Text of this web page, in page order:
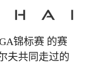
锦标赛 的赛
夫共同走过的